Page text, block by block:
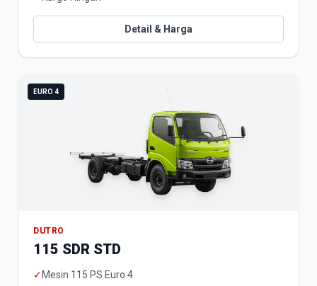
Detail & Harga
EURO 4
DUTRO
115 SDR STD
✓ Mesin 115 PS Euro 4